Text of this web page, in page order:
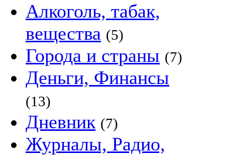
Алкоголь, табак,
вещества (5)
Города и страны (7)
Деньги, Финансы
(13)
Дневник (7)
Журналы, Радио,